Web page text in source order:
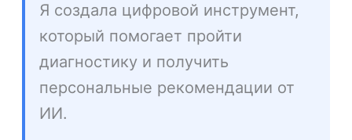
Я создала цифровой инструмент,
который помогает пройти
диагностику и получить
персональные рекомендации от
ИИ.